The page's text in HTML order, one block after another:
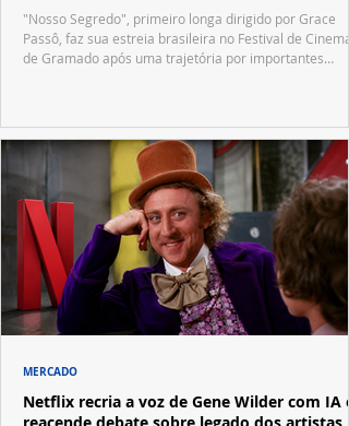
"Nosso Segredo", primeiro longa dirigido por Grace
Passô, faz sua estreia brasileira no Festival de Cinema
de Gramado após uma trajetória por importantes
Netflix recria a voz de Gene Wilder com IA e
MERCADO